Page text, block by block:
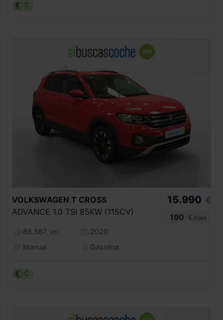
C
VOLKSWAGEN T CROSS
ADVANCE 1.0 TSI 85KW (115CV)
88.887 km
2020
Manual
Gasolina
15.990 €
190
€/mes
C